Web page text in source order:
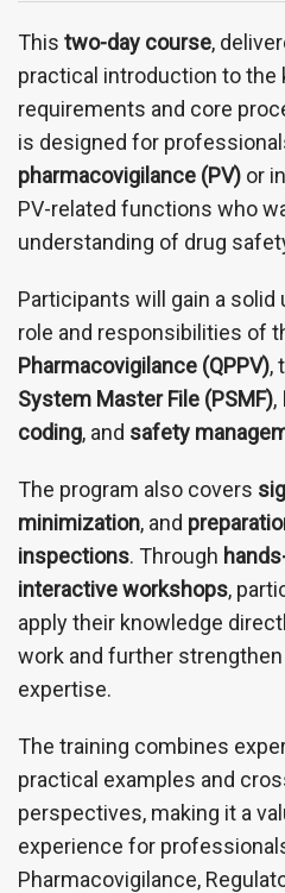
This two-day course,
practical introduction to the
requirements and core
is designed for
pharmacovigilance (PV) or
PV-related functions who
understanding of drug
Participants will gain a
role and responsibilities of
Pharmacovigilance (QPPV),
System Master File (PSMF),
coding, and safety
The program also covers
minimization, and
inspections. Through
interactive workshops,
apply their knowledge
work and further
expertise.
The training combines
practical examples and
perspectives, making it a
experience for
Pharmacovigilance,